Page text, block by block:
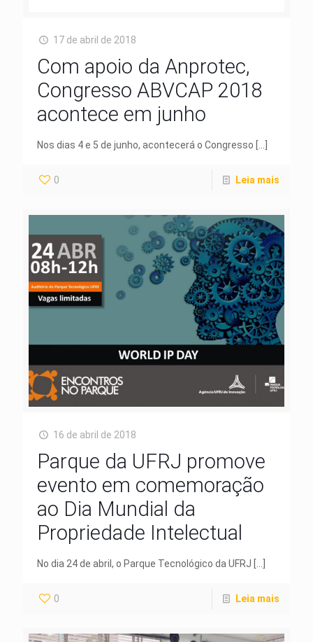
17 de abril de 2018
Com apoio da Anprotec,
Congresso ABVCAP 2018
acontece em junho
Nos dias 4 e 5 de junho, acontecerá o Congresso
0 Leia mais
16 de abril de 2018
Parque da UFRJ promove
evento em comemoração
ao Dia Mundial da
Propriedade Intelectual
No dia 24 de abril, o Parque Tecnológico da UFRJ […]
0 Leia mais